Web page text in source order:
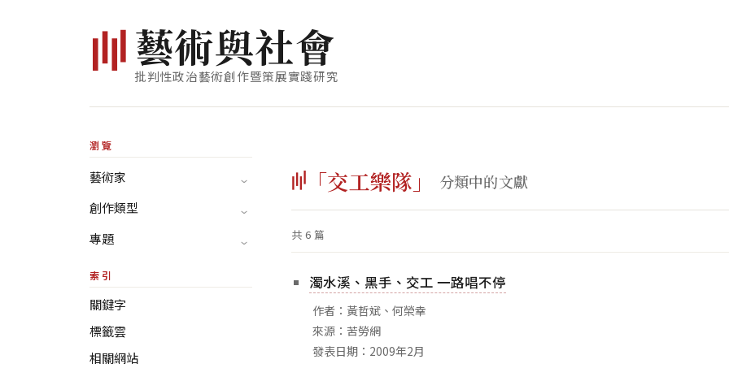
藝術與社會
批判性政治藝術創作暨策展實踐研究
瀏覽
藝術家
創作類型
專題
索引
關鍵字
標籤雲
相關網站
「交工樂隊」 分類中的文獻
共 6 篇
濁水溪、黑手、交工 一路唱不停
作者：黃哲斌、何榮幸
來源：苦勞網
發表日期：2009年2月